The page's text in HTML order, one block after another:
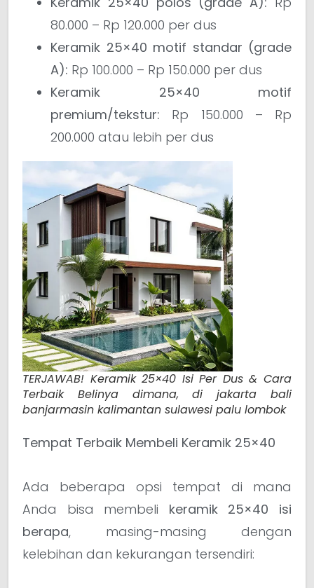
80.000 – Rp 120.000 per dus
Keramik 25×40 motif standar (grade
A): Rp 100.000 – Rp 150.000 per dus
Keramik 25×40 motif
premium/tekstur: Rp 150.000 – Rp
200.000 atau lebih per dus
TERJAWAB! Keramik 25×40 Isi Per Dus & Cara
Terbaik Belinya dimana, di jakarta bali
banjarmasin kalimantan sulawesi palu lombok
Tempat Terbaik Membeli Keramik 25×40
Ada beberapa opsi tempat di mana
Anda bisa membeli keramik 25×40 isi
berapa, masing-masing dengan
kelebihan dan kekurangan tersendiri: